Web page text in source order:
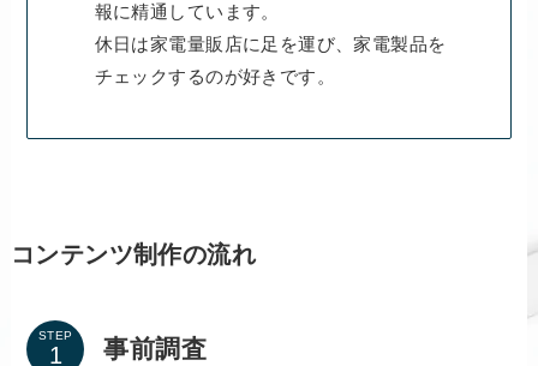
報に精通しています。
休日は家電量販店に足を運び、家電製品を
チェックするのが好きです。
コンテンツ制作の流れ
STEP 事前調査